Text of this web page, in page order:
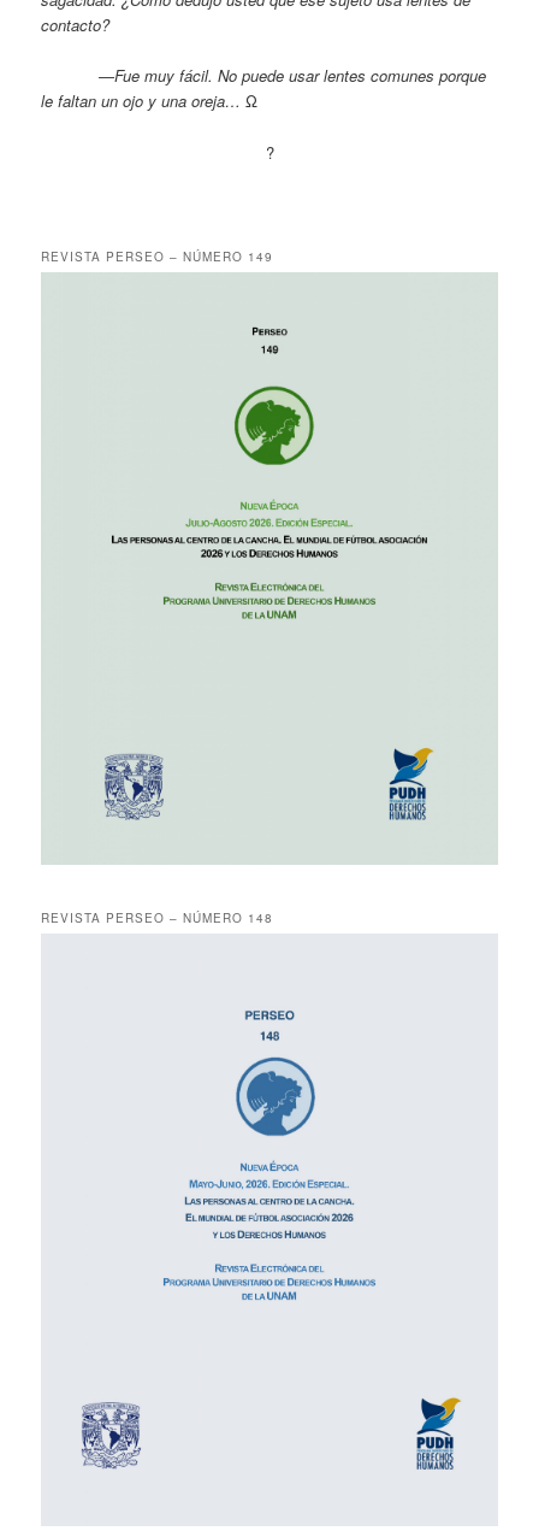
contacto?
—Fue muy fácil. No puede usar lentes comunes porque
le faltan un ojo y una oreja…Ω
?
REVISTA PERSEO – NÚMERO 149
REVISTA PERSEO – NÚMERO 148